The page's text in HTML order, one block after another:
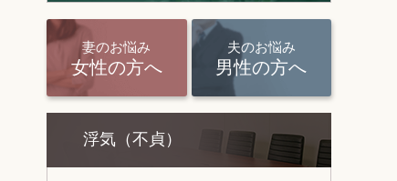
妻のお悩み
女性の方へ
夫のお悩み
男性の方へ
浮気（不貞）